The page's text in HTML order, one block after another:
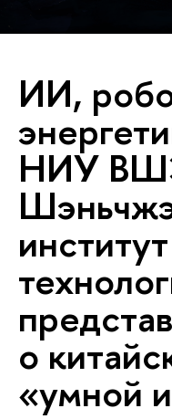
ИИ,
НИУ
о
«умной